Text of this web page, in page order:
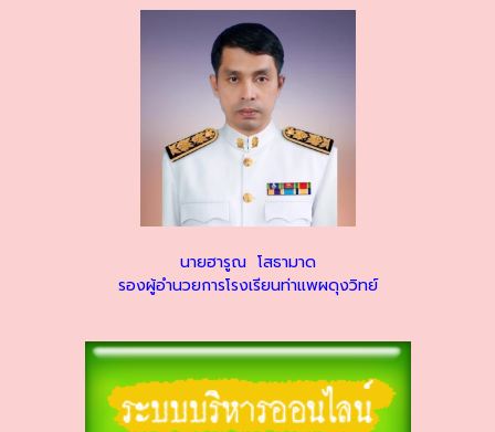
นายฮารูณ โสธามาด
รองผู้อำนวยการโรงเรียนท่าแพผดุงวิทย์